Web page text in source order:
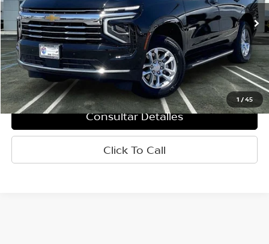
1 /45
22,720 mi Ext. Int.
Less
Retail Price: $54,862
Doc Fee: +$85
Internet Price $54,947
Consultar Detalles
Click To Call